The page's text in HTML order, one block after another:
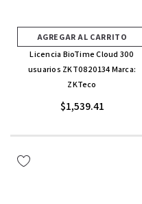
AGREGAR AL CARRITO
Licencia BioTime Cloud 300
usuarios ZKT0820134 Marca:
ZKTeco
$1,539.41